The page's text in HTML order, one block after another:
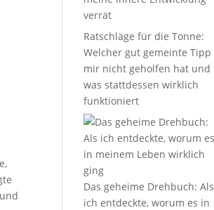
verrät
Ratschläge für die Tonne:
Welcher gut gemeinte Tipp
mir nicht geholfen hat und
was stattdessen wirklich
funktioniert
Das geheime Drehbuch: Als
ich entdeckte, worum es in